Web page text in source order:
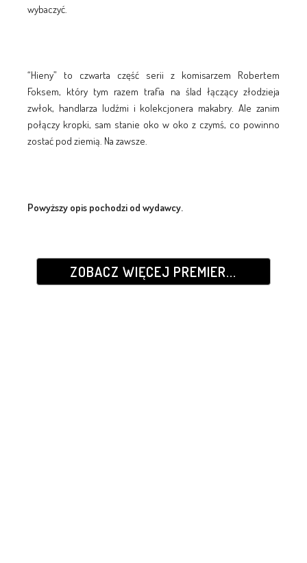
wybaczyć.
“Hieny” to czwarta część serii z komisarzem Robertem
Foksem, który tym razem trafia na ślad łączący złodzieja
zwłok, handlarza ludźmi i kolekcjonera makabry. Ale zanim
połączy kropki, sam stanie oko w oko z czymś, co powinno
zostać pod ziemią. Na zawsze.
Powyższy opis pochodzi od wydawcy.
ZOBACZ WIĘCEJ PREMIER...